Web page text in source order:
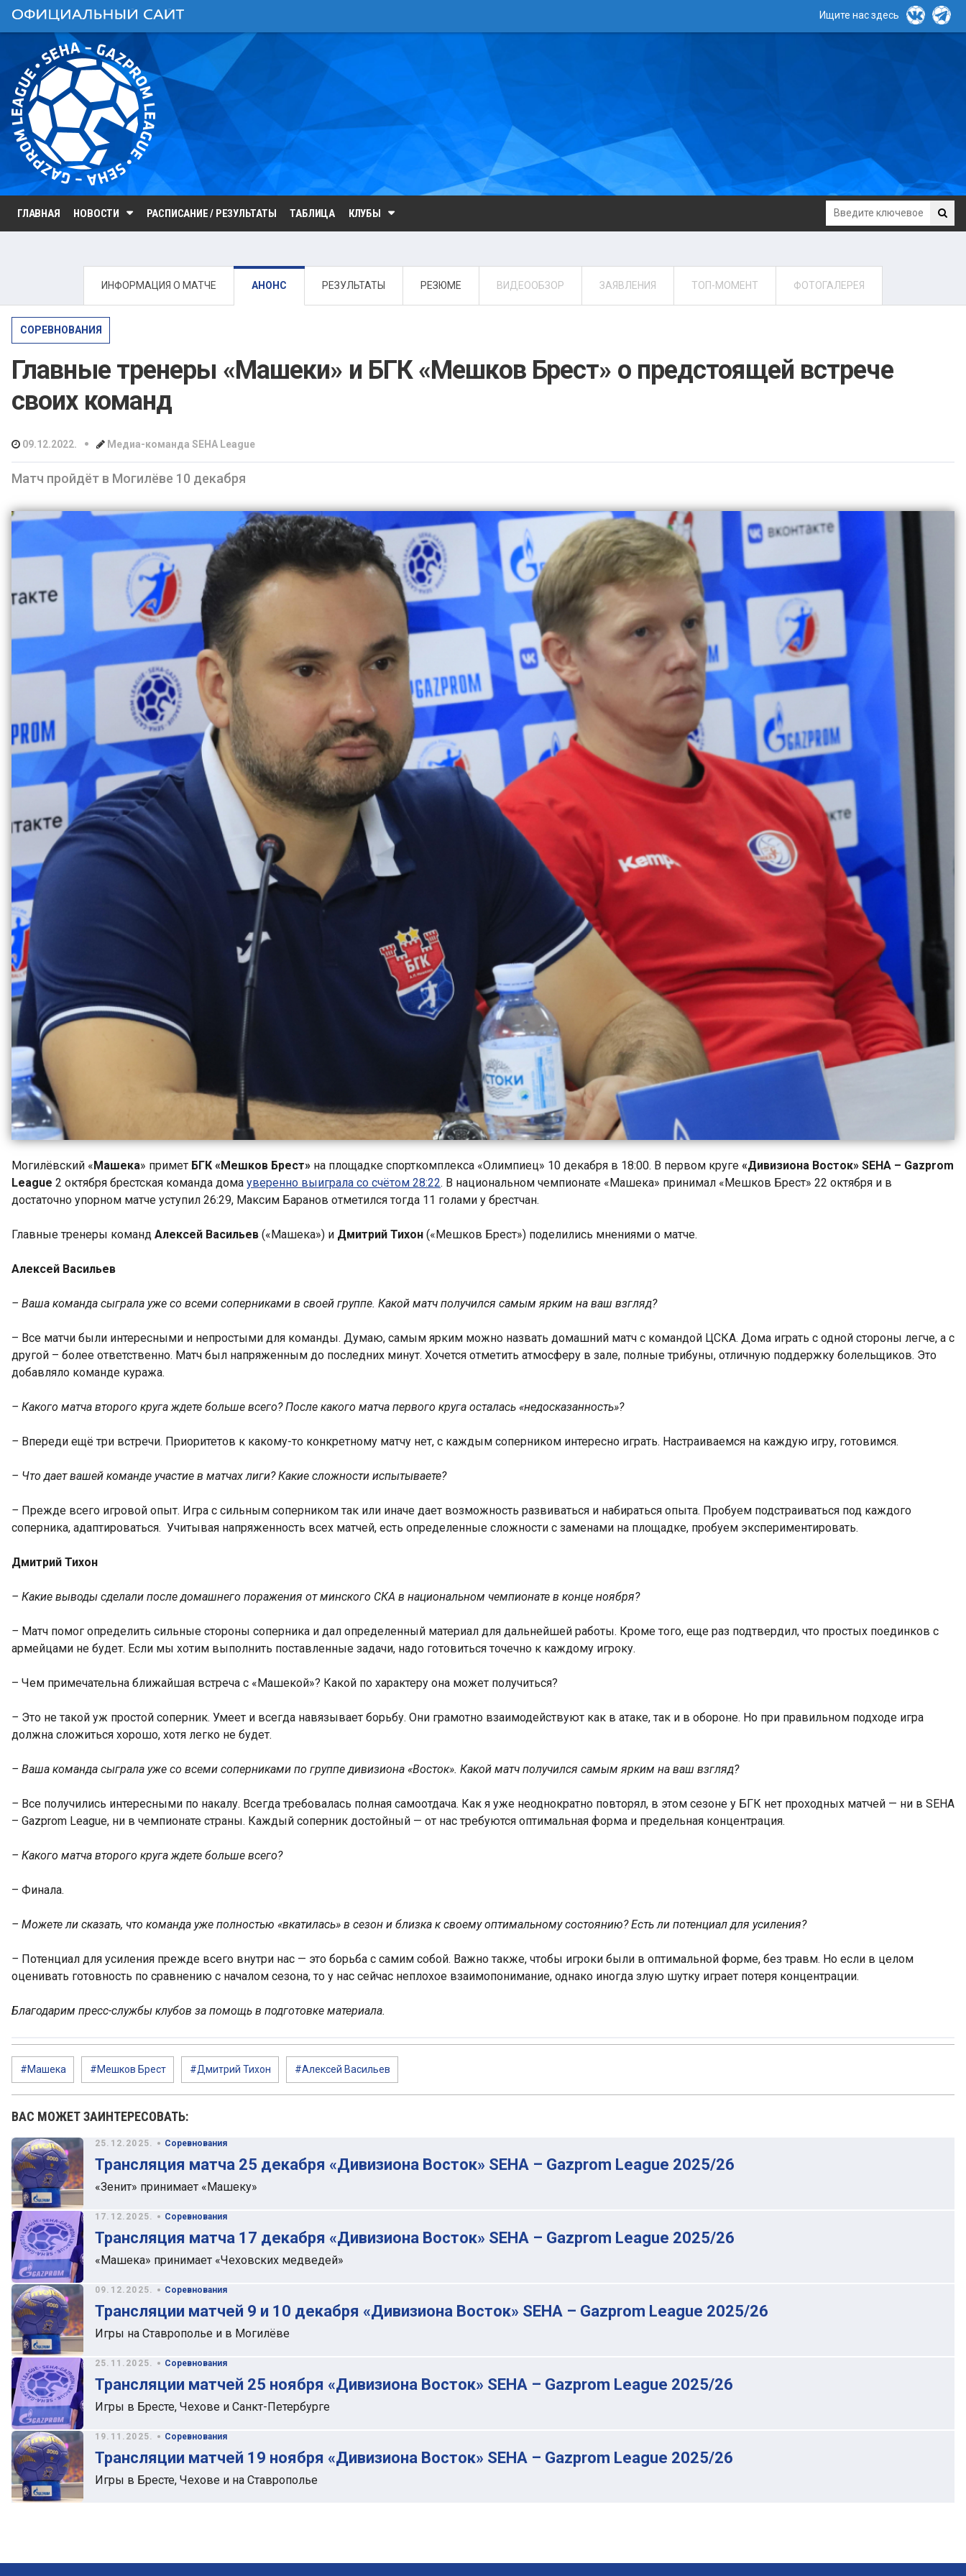
Ищите нас здесь
ГЛАВНАЯ НОВОСТИ РАСПИСАНИЕ / РЕЗУЛЬТАТЫ ТАБЛИЦА КЛУБЫ
ИНФОРМАЦИЯ О МАТЧЕ АНОНС РЕЗУЛЬТАТЫ РЕЗЮМЕ ВИДЕООБЗОР ЗАЯВЛЕНИЯ ТОП-МОМЕНТ ФОТОГАЛЕРЕЯ
СОРЕВНОВАНИЯ
Главные тренеры «Машеки» и БГК «Мешков Брест» о предстоящей встрече
своих команд
09.12.2022. • Медиа-команда SEHA League
Матч пройдёт в Могилёве 10 декабря
Могилёвский « Машека» примет БГК «Мешков Брест» на площадке спорткомплекса «Олимпиец» 10 декабря в 18:00. В первом круге «Дивизиона Восток» SEHA – Gazprom
League 2 октября брестская команда дома уверенно выиграла со счётом 28:22. В национальном чемпионате «Машека» принимал «Мешков Брест» 22 октября и в
достаточно упорном матче уступил 26:29, Максим Баранов отметился тогда 11 голами у брестчан.
Главные тренеры команд Алексей Васильев («Машека») и Дмитрий Тихон («Мешков Брест») поделились мнениями о матче.
Алексей Васильев
– Ваша команда сыграла уже со всеми соперниками в своей группе. Какой матч получился самым ярким на ваш взгляд?
– Все матчи были интересными и непростыми для команды. Думаю, самым ярким можно назвать домашний матч с командой ЦСКА. Дома играть с одной стороны легче, а с
другой – более ответственно. Матч был напряженным до последних минут. Хочется отметить атмосферу в зале, полные трибуны, отличную поддержку болельщиков. Это
добавляло команде куража.
– Какого матча второго круга ждете больше всего? После какого матча первого круга осталась «недосказанность»?
– Впереди ещё три встречи. Приоритетов к какому-то конкретному матчу нет, с каждым соперником интересно играть. Настраиваемся на каждую игру, готовимся.
– Что дает вашей команде участие в матчах лиги? Какие сложности испытываете?
– Прежде всего игровой опыт. Игра с сильным соперником так или иначе дает возможность развиваться и набираться опыта. Пробуем подстраиваться под каждого
соперника, адаптироваться. Учитывая напряженность всех матчей, есть определенные сложности с заменами на площадке, пробуем экспериментировать.
Дмитрий Тихон
– Какие выводы сделали после домашнего поражения от минского СКА в национальном чемпионате в конце ноября?
– Матч помог определить сильные стороны соперника и дал определенный материал для дальнейшей работы. Кроме того, еще раз подтвердил, что простых поединков с
армейцами не будет. Если мы хотим выполнить поставленные задачи, надо готовиться точечно к каждому игроку.
– Чем примечательна ближайшая встреча с «Машекой»? Какой по характеру она может получиться?
– Это не такой уж простой соперник. Умеет и всегда навязывает борьбу. Они грамотно взаимодействуют как в атаке, так и в обороне. Но при правильном подходе игра
должна сложиться хорошо, хотя легко не будет.
– Ваша команда сыграла уже со всеми соперниками по группе дивизиона «Восток». Какой матч получился самым ярким на ваш взгляд?
– Все получились интересными по накалу. Всегда требовалась полная самоотдача. Как я уже неоднократно повторял, в этом сезоне у БГК нет проходных матчей — ни в SEHA
– Gazprom League, ни в чемпионате страны. Каждый соперник достойный — от нас требуются оптимальная форма и предельная концентрация.
– Какого матча второго круга ждете больше всего?
– Финала.
– Можете ли сказать, что команда уже полностью «вкатилась» в сезон и близка к своему оптимальному состоянию? Есть ли потенциал для усиления?
– Потенциал для усиления прежде всего внутри нас — это борьба с самим собой. Важно также, чтобы игроки были в оптимальной форме, без травм. Но если в целом
оценивать готовность по сравнению с началом сезона, то у нас сейчас неплохое взаимопонимание, однако иногда злую шутку играет потеря концентрации.
Благодарим пресс-службы клубов за помощь в подготовке материала.
#Машека #Мешков Брест #Дмитрий Тихон #Алексей Васильев
ВАС МОЖЕТ ЗАИНТЕРЕСОВАТЬ:
25.12.2025. • Соревнования
Трансляция матча 25 декабря «Дивизиона Восток» SEHA – Gazprom League 2025/26
«Зенит» принимает «Машеку»
17.12.2025. • Соревнования
Трансляция матча 17 декабря «Дивизиона Восток» SEHA – Gazprom League 2025/26
«Машека» принимает «Чеховских медведей»
09.12.2025. • Соревнования
Трансляции матчей 9 и 10 декабря «Дивизиона Восток» SEHA – Gazprom League 2025/26
Игры на Ставрополье и в Могилёве
25.11.2025. • Соревнования
Трансляции матчей 25 ноября «Дивизиона Восток» SEHA – Gazprom League 2025/26
Игры в Бресте, Чехове и Санкт-Петербурге
19.11.2025. • Соревнования
Трансляции матчей 19 ноября «Дивизиона Восток» SEHA – Gazprom League 2025/26
Игры в Бресте, Чехове и на Ставрополье